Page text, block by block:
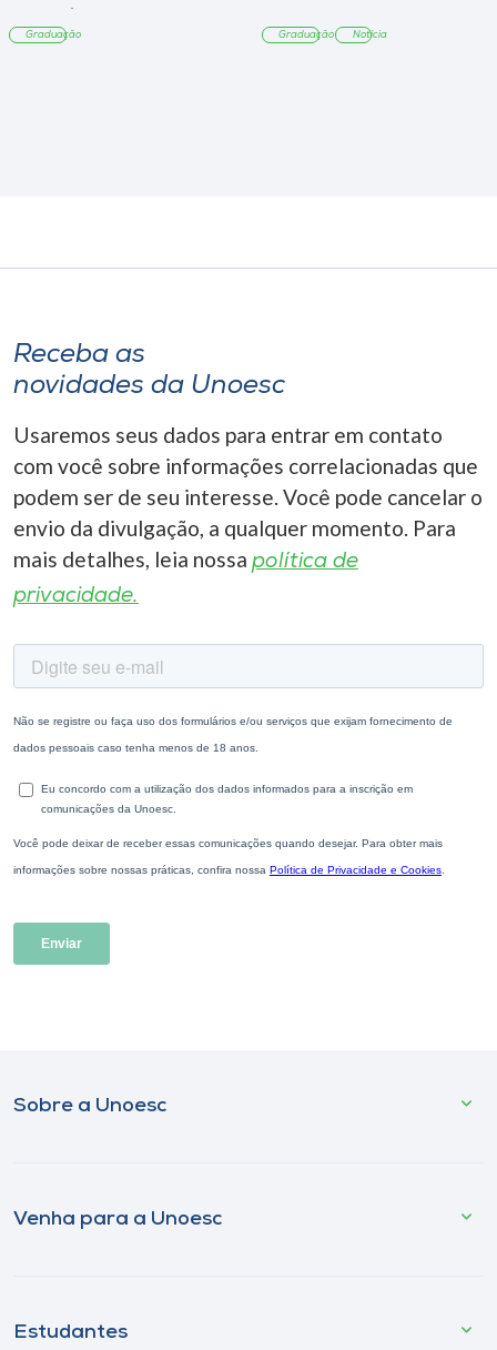
Graduação Graduação Notícia
Receba as
novidades da Unoesc
Usaremos seus dados para entrar em contato
com você sobre informações correlacionadas que
podem ser de seu interesse. Você pode cancelar o
envio da divulgação, a qualquer momento. Para
mais detalhes, leia nossa política de
privacidade.
Sobre a Unoesc
Venha para a Unoesc
Estudantes